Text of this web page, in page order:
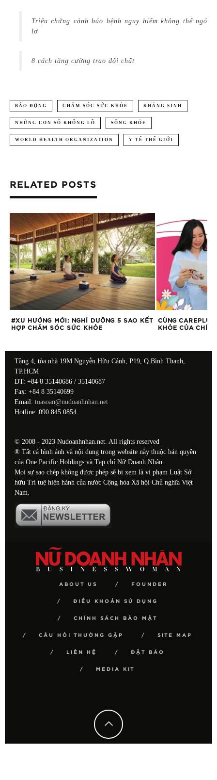
Triệu chứng cảnh báo bệnh nguy hiểm không thể ngó
lơ
8 cách tăng cường trao đổi chất
BÁO ĐỘNG CHĂM SÓC SỨC KHỎE KHÁNG SINH
NHỮNG CON SỐ KHỔNG LỒ SỐNG KHỎE
WORLD HEALTH ORGANIZATION Y TẾ THẾ GIỚI
RELATED POSTS
#XU HƯỚNG MỚI: NGHỈ DƯỠNG 5 SAO KẾT
HỢP CHĂM SÓC SỨC KHỎE
CÙNG
KHỎE CỦA
Tầng 4, tòa nhà 19M Nguyễn Hữu Cảnh, P19, Q.Bình Thạnh,
TP.HCM
ĐT: +84 8 35140686 / 35140687
Fax: +84 8 35140699
Email: toasoan@nudoanhnhan.net
Hotline: 090 845 0854
© 2008 - 2023 Nudoanhnhan.net. All rights reserved
® Tất cả hình ảnh và nội dung trong website này thuộc bản quyền
của One Pacific Holdings và Tạp chí Nữ Doanh Nhân.
Mọi sự sao chép không được phép sẽ bị xem là vi phạm Luật Sở
hữu Trí tuệ hiện hành của nước Cộng hòa Xã hội Chủ nghĩa Việt
Nam.
ABOUT US FOUNDER
ĐIỀU KHOẢN SỬ DỤNG
CHÍNH SÁCH BẢO MẬT
CÂU HỎI THƯỜNG GẶP SITE MAP
LIÊN HỆ ĐẶT BÁO
MEDIA KIT